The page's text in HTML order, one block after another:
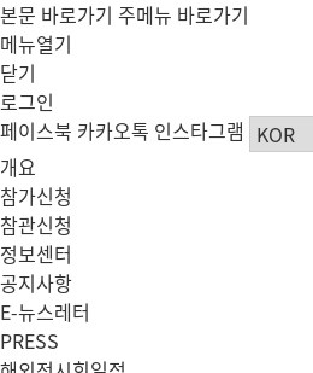
본문 바로가기 주메뉴 바로가기
메뉴열기
닫기
로그인
페이스북 카카오톡 인스타그램
개요
참가신청
참관신청
정보센터
공지사항
E-뉴스레터
PRESS